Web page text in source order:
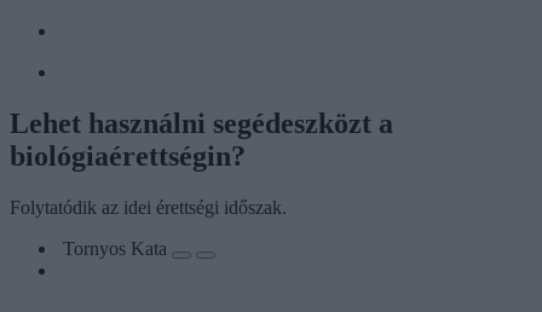
Lehet használni segédeszközt a
biológiaérettségin?
Folytatódik az idei érettségi időszak.
Tornyos Kata